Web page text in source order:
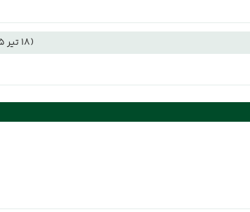
(18 تیر 1405 ساعت : 12:00)